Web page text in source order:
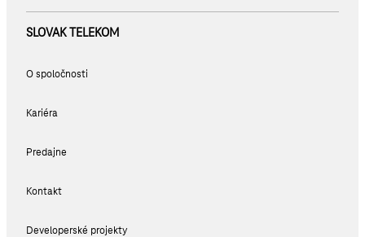
SLOVAK TELEKOM
O spoločnosti
Kariéra
Predajne
Kontakt
Developerské projekty